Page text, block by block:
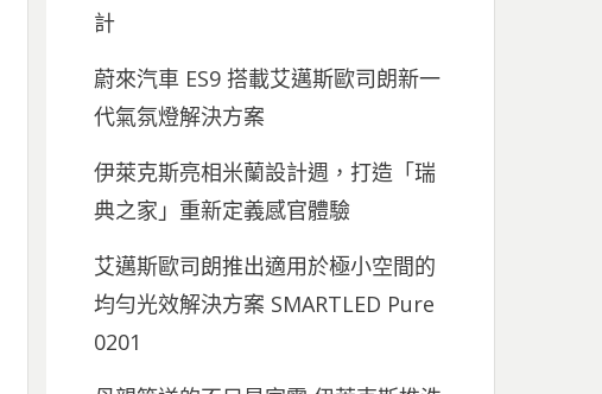
計
蔚來汽車 ES9 搭載艾邁斯歐司朗新一
代氣氛燈解決方案
伊萊克斯亮相米蘭設計週，打造「瑞
典之家」重新定義感官體驗
艾邁斯歐司朗推出適用於極小空間的
均勻光效解決方案 SMARTLED Pure
0201